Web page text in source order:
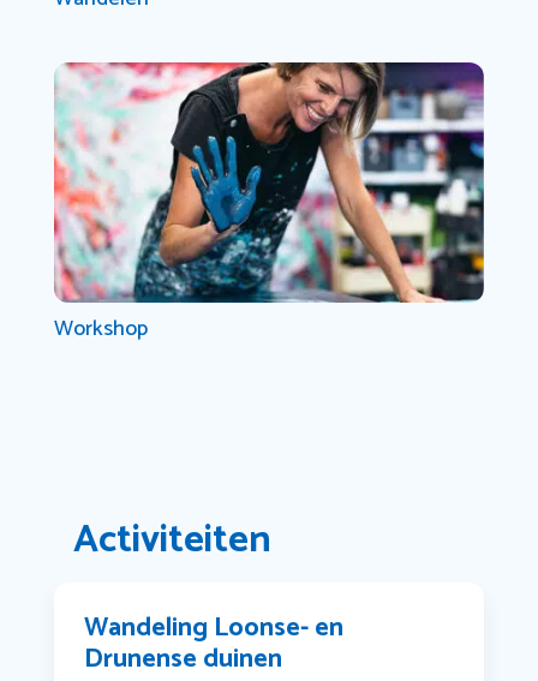
Workshop
Activiteiten
Wandeling Loonse- en
Drunense duinen